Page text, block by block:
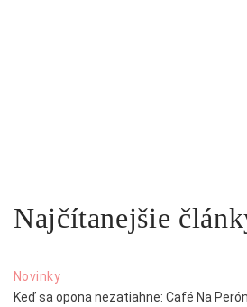
Najčítanejšie
Novinky
Keď sa opona nezatiahne: Café Na